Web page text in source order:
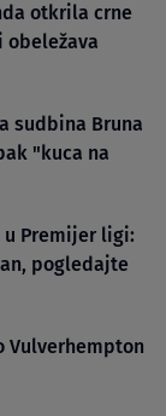
otkrila crne
sudbina Bruna
"kuca na
u Premijer ligi:
pogledajte
Vulverhempton